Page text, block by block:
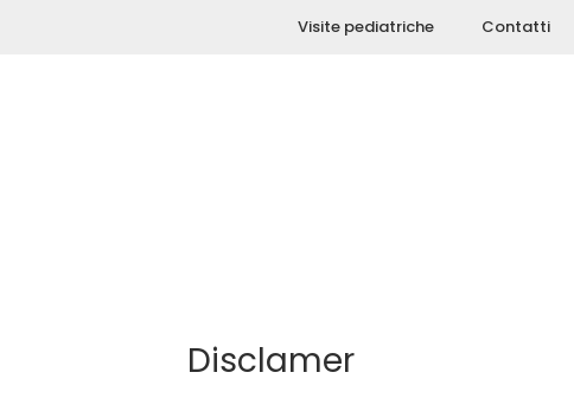
Visite pediatriche Contatti
Disclamer